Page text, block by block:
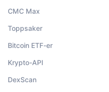
CMC Max
Toppsaker
Bitcoin ETF-er
Krypto-API
DexScan